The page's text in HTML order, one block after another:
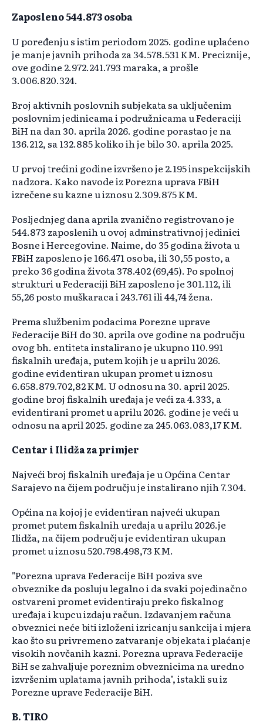
Zaposleno 544.873 osoba
U poređenju s istim periodom 2025. godine uplaćeno
je manje javnih prihoda za 34.578.531 KM. Preciznije,
ove godine 2.972.241.793 maraka, a prošle
3.006.820.324.
Broj aktivnih poslovnih subjekata sa uključenim
poslovnim jedinicama i podružnicama u Federaciji
BiH na dan 30. aprila 2026. godine porastao je na
136.212, sa 132.885 koliko ih je bilo 30. aprila 2025.
U prvoj trećini godine izvršeno je 2.195 inspekcijskih
nadzora. Kako navode iz Porezna uprava FBiH
izrečene su kazne u iznosu 2.309.875 KM.
Posljednjeg dana aprila zvanično registrovano je
544.873 zaposlenih u ovoj adminstrativnoj jedinici
Bosne i Hercegovine. Naime, do 35 godina života u
FBiH zaposleno je 166.471 osoba, ili 30,55 posto, a
preko 36 godina života 378.402 (69,45). Po spolnoj
strukturi u Federaciji BiH zaposleno je 301.112, ili
55,26 posto muškaraca i 243.761 ili 44,74 žena.
Prema službenim podacima Porezne uprave
Federacije BiH do 30. aprila ove godine na području
ovog bh. entiteta instalirano je ukupno 110.991
fiskalnih uređaja, putem kojih je u aprilu 2026.
godine evidentiran ukupan promet u iznosu
6.658.879.702,82 KM. U odnosu na 30. april 2025.
godine broj fiskalnih uređaja je veći za 4.333, a
evidentirani promet u aprilu 2026. godine je veći u
odnosu na april 2025. godine za 245.063.083,17 KM.
Centar i Ilidža za primjer
Najveći broj fiskalnih uređaja je u Općina Centar
Sarajevo na čijem području je instalirano njih 7.304.
Općina na kojoj je evidentiran najveći ukupan
promet putem fiskalnih uređaja u aprilu 2026.je
Ilidža, na čijem području je evidentiran ukupan
promet u iznosu 520.798.498,73 KM.
"Porezna uprava Federacije BiH poziva sve
obveznike da posluju legalno i da svaki pojedinačno
ostvareni promet evidentiraju preko fiskalnog
uređaja i kupcu izdaju račun. Izdavanjem računa
obveznici neće biti izloženi izricanju sankcija i mjera
kao što su privremeno zatvaranje objekata i plaćanje
visokih novčanih kazni. Porezna uprava Federacije
BiH se zahvaljuje poreznim obveznicima na uredno
izvršenim uplatama javnih prihoda", istakli su iz
Porezne uprave Federacije BiH.
B. TIRO